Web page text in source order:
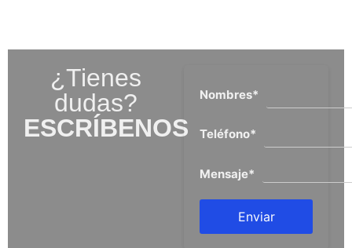
¿Tienes
dudas?
ESCRÍBENOS
Nombres*
Teléfono*
Mensaje*